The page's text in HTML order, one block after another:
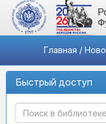
Главная /
Быстрый доступ